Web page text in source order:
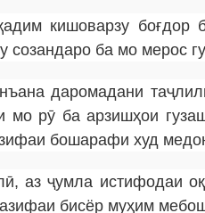
кишоварзу боғдор
созандаро ба мо мерос
даромадани
мо рӯ ба арзишҳои
бошарафи худ
аз ҷумла истифодаи
бисёр муҳим